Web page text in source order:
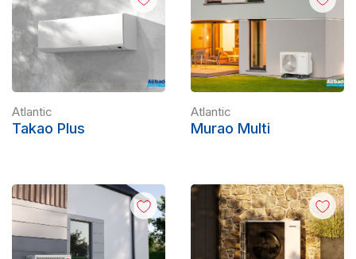
Atlantic
Takao Plus
Atlantic
Murao Multi